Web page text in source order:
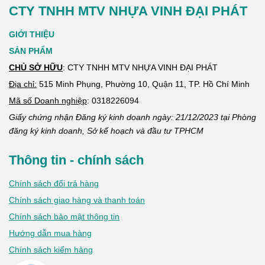
CTY TNHH MTV NHỰA VINH ĐẠI PHÁT
GIỚI THIỆU
SẢN PHẨM
CHỦ SỞ HỮU: CTY TNHH MTV NHỰA VINH ĐẠI PHÁT
Địa chỉ: 515 Minh Phụng, Phường 10, Quận 11, TP. Hồ Chí Minh
Mã số Doanh nghiệp: 0318226094
Giấy chứng nhận Đăng ký kinh doanh ngày: 21/12/2023 tại Phòng
đăng ký kinh doanh, Sở kế hoạch và đầu tư TPHCM
Thông tin - chính sách
Chính sách đổi trả hàng
Chính sách giao hàng và thanh toán
Chính sách bảo mật thông tin
Hướng dẫn mua hàng
Chính sách kiểm hàng